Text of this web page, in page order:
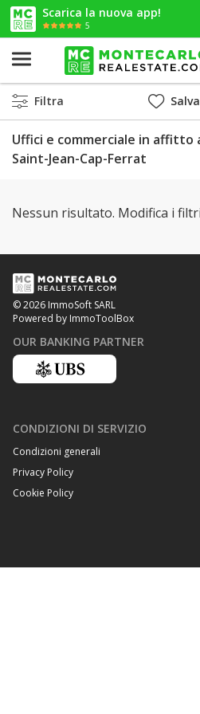
Scarica la nuova app!
5
Filtra Salva
Uffici e commerciale in affitto
Saint-Jean-Cap-Ferrat
Nessun risultato. Modifica i
© 2026 ImmoSoft SARL
Powered by ImmoToolBox
OUR BANKING PARTNER
CONDIZIONI DI SERVIZIO
Condizioni generali
Privacy Policy
Cookie Policy